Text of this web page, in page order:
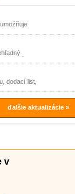
alebo
financií
dodací list,
techniky.
ďalšie aktualizácie »
v